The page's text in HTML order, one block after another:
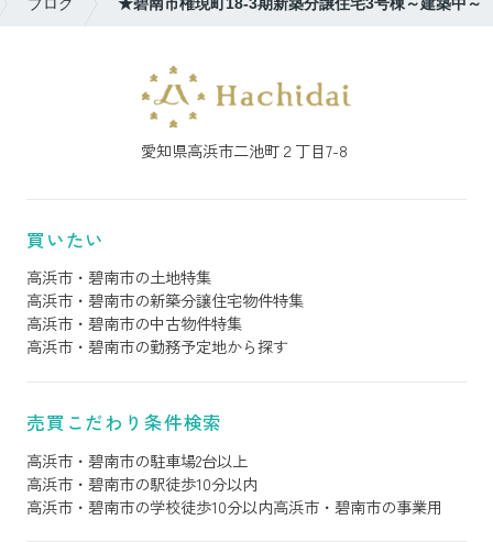
愛知県高浜市二池町２丁目7-8
買いたい
高浜市・碧南市の土地特集
高浜市・碧南市の新築分譲住宅物件特集
高浜市・碧南市の中古物件特集
高浜市・碧南市の勤務予定地から探す
売買こだわり条件検索
高浜市・碧南市の駐車場2台以上
高浜市・碧南市の駅徒歩10分以内
高浜市・碧南市の学校徒歩10分以内高浜市・碧南市の事業用